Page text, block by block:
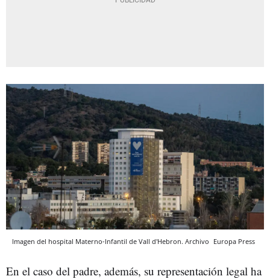
Imagen del hospital Materno-Infantil de Vall d'Hebron. Archivo Europa Press
En el caso del padre, además, su representación legal ha